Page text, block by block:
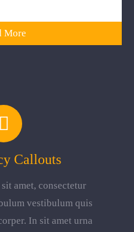
More
Callouts
amet, consectetur
vestibulum quis
In sit amet urna